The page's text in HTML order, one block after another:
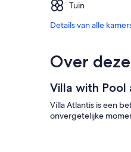
Tuin
Details van alle
Over
Villa with Pool
Villa Atlantis is een
onvergetelijke